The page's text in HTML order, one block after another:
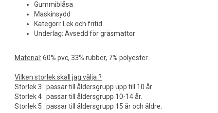
Gummiblåsa
Maskinsydd
Kategori: Lek och fritid
Underlag: Avsedd för gräsmattor
Material: 60% pvc, 33% rubber, 7% polyester
Vilken storlek skall jag välja ?
Storlek 3 : passar till åldersgrupp upp till 10 år.
Storlek 4 : passar till åldersgrupp 10-14 år.
Storlek 5 : passar till åldersgrupp 15 år och äldre.